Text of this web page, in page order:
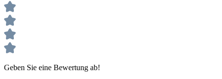
Geben Sie eine Bewertung ab!